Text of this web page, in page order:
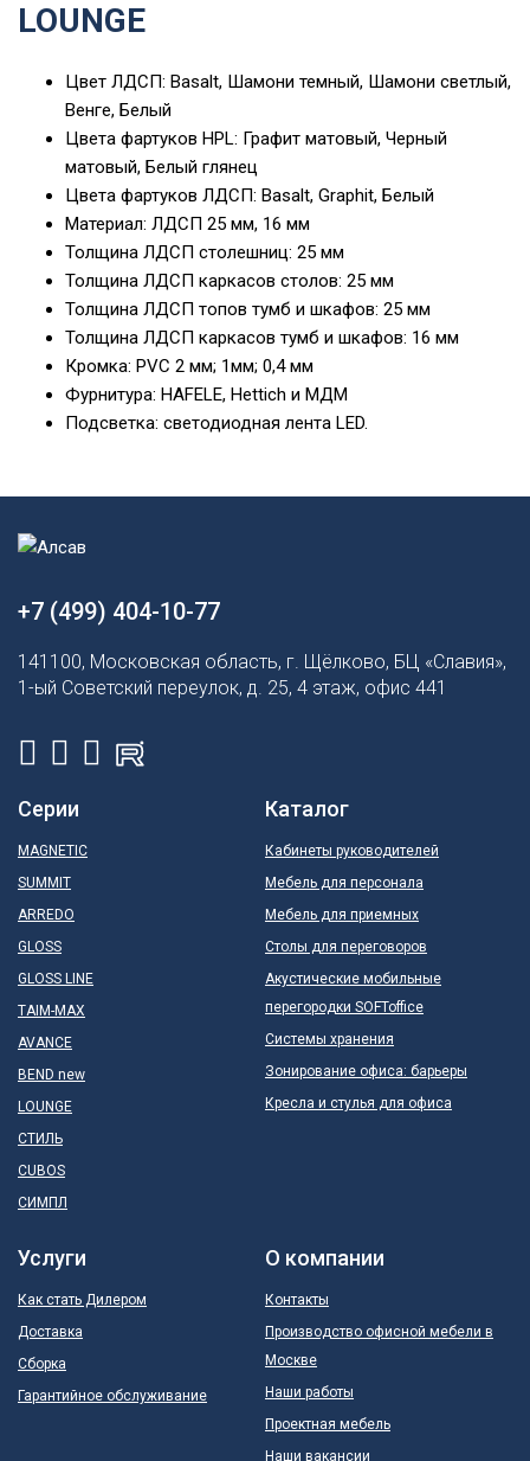
LOUNGE
Цвет ЛДСП: Basalt, Шамони темный, Шамони светлый,
Венге, Белый
Цвета фартуков HPL: Графит матовый, Черный
матовый, Белый глянец
Цвета фартуков ЛДСП: Basalt, Graphit, Белый
Материал: ЛДСП 25 мм, 16 мм
Толщина ЛДСП столешниц: 25 мм
Толщина ЛДСП каркасов столов: 25 мм
Толщина ЛДСП топов тумб и шкафов: 25 мм
Толщина ЛДСП каркасов тумб и шкафов: 16 мм
Кромка: PVC 2 мм; 1мм; 0,4 мм
Фурнитура: HAFELE, Hettich и МДМ
Подсветка: светодиодная лента LED.
+7 (499) 404-10-77
141100, Московская область, г. Щёлково, БЦ «Славия»,
1-ый Советский переулок, д. 25, 4 этаж, офис 441
Серии
MAGNETIC
SUMMIT
ARREDO
GLOSS
GLOSS LINE
TAIM-MAX
AVANCE
BEND new
LOUNGE
СТИЛЬ
CUBOS
СИМПЛ
Каталог
Кабинеты руководителей
Мебель для персонала
Мебель для приемных
Столы для переговоров
Акустические мобильные
перегородки SOFToffice
Системы хранения
Зонирование офиса: барьеры
Кресла и стулья для офиса
Услуги
Как стать Дилером
Доставка
Сборка
Гарантийное обслуживание
О компании
Контакты
Производство офисной мебели в
Москве
Наши работы
Проектная мебель
Наши вакансии